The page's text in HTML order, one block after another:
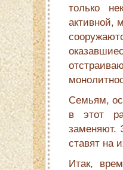
только
активной,
Семьям,
в этот
заменяют.
ставят на
Итак,